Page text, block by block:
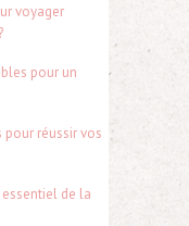
voyager
pour un
pour réussir vos
de la